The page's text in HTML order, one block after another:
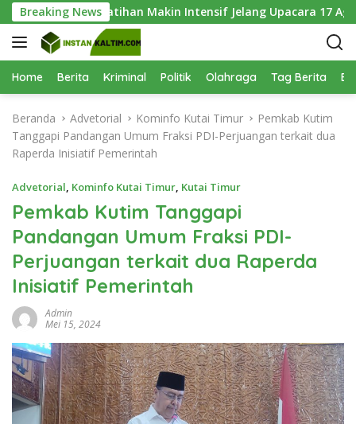
a
g
u
Breaking News
Keenam, Latihan Makin Intensif Jelang Upacara 17 Agustus
Home Berita Kriminal Politik Olahraga Tag Berita
Beranda Advetorial Kominfo Kutai Timur
Pemkab Kutim
Tanggapi Pandangan Umum Fraksi PDI-Perjuangan terkait dua
Raperda Inisiatif Pemerintah
Advetorial, Kominfo Kutai Timur, Kutai Timur
Pemkab Kutim Tanggapi
Pandangan Umum Fraksi PDI-
Perjuangan terkait dua Raperda
Inisiatif Pemerintah
Admin
Mei 15, 2024